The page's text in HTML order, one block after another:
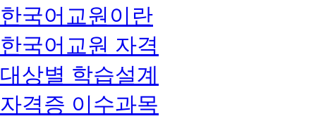
한국어교원이란
한국어교원 자격
대상별 학습설계
자격증 이수과목